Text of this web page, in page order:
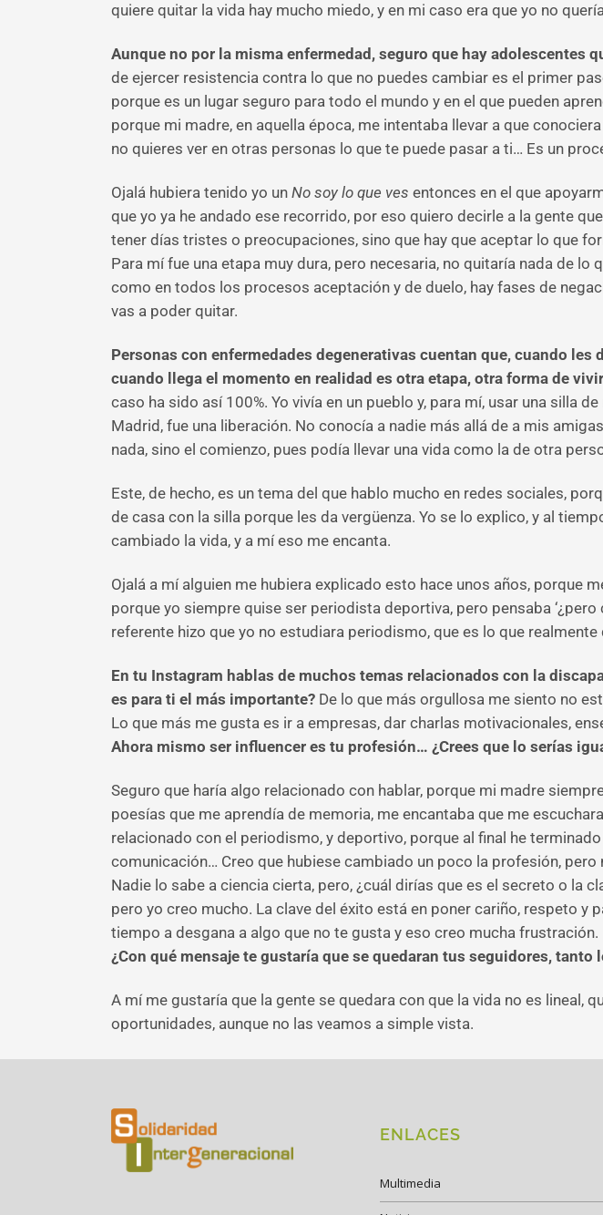
quiere quitar la vida hay mucho miedo, y en mi caso era que yo no
Aunque no por la misma enfermedad, seguro que hay adolescentes
de ejercer resistencia contra lo que no puedes cambiar es el primer
porque es un lugar seguro para todo el mundo y en el que pueden
porque mi madre, en aquella época, me intentaba llevar a que
no quieres ver en otras personas lo que te puede pasar a ti… Es un
Ojalá hubiera tenido yo un No soy lo que ves entonces en el que
que yo ya he andado ese recorrido, por eso quiero decirle a la gente
tener días tristes o preocupaciones, sino que hay que aceptar lo que
Para mí fue una etapa muy dura, pero necesaria, no quitaría nada de
como en todos los procesos aceptación y de duelo, hay fases de
vas a poder quitar.
Personas con enfermedades degenerativas cuentan que, cuando
cuando llega el momento en realidad es otra etapa, otra forma de
caso ha sido así 100%. Yo vivía en un pueblo y, para mí, usar una silla
Madrid, fue una liberación. No conocía a nadie más allá de a mis
nada, sino el comienzo, pues podía llevar una vida como la de otra
Este, de hecho, es un tema del que hablo mucho en redes sociales,
de casa con la silla porque les da vergüenza. Yo se lo explico, y al
cambiado la vida, y a mí eso me encanta.
Ojalá a mí alguien me hubiera explicado esto hace unos años, porque
porque yo siempre quise ser periodista deportiva, pero pensaba
referente hizo que yo no estudiara periodismo, que es lo que realmente
En tu Instagram hablas de muchos temas relacionados con la
es para ti el más importante? De lo que más orgullosa me siento no
Lo que más me gusta es ir a empresas, dar charlas motivacionales,
Ahora mismo ser influencer es tu profesión… ¿Crees que lo serías
Seguro que haría algo relacionado con hablar, porque mi madre
poesías que me aprendía de memoria, me encantaba que me
relacionado con el periodismo, y deportivo, porque al final he
comunicación… Creo que hubiese cambiado un poco la profesión, pero
Nadie lo sabe a ciencia cierta, pero, ¿cuál dirías que es el secreto o la
pero yo creo mucho. La clave del éxito está en poner cariño, respeto y
tiempo a desgana a algo que no te gusta y eso creo mucha frustración.
¿Con qué mensaje te gustaría que se quedaran tus seguidores,
A mí me gustaría que la gente se quedara con que la vida no es lineal,
oportunidades, aunque no las veamos a simple vista.
ENLACES
Multimedia